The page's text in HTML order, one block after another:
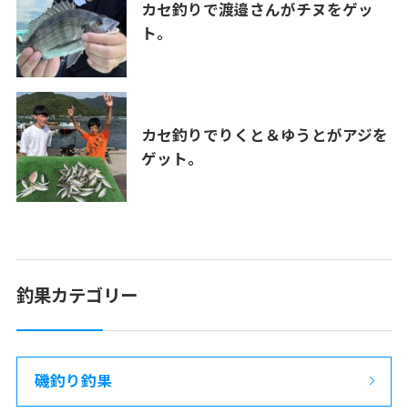
カセ釣りで渡邉さんがチヌをゲッ
ト。
カセ釣りでりくと＆ゆうとがアジを
ゲット。
釣果カテゴリー
磯釣り釣果